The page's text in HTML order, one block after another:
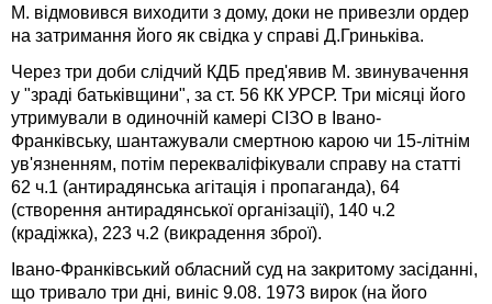
М. відмовився виходити з дому, доки не привезли ордер
на затримання його як свідка у справі Д.Гриньківа.
Через три доби слідчий КДБ пред'явив М. звинувачення
у "зраді батьківщини", за ст. 56 КК УРСР. Три місяці його
утримували в одиночній камері СІЗО в Івано-
Франківську, шантажували смертною карою чи 15-літнім
ув'язненням, потім перекваліфікували справу на статті
62 ч.1 (антирадянська агітація і пропаганда), 64
(створення антирадянської організації), 140 ч.2
(крадіжка), 223 ч.2 (викрадення зброї).
Івано-Франківський обласний суд на закритому засіданні,
що тривало три дні, виніс 9.08. 1973 вирок (на його